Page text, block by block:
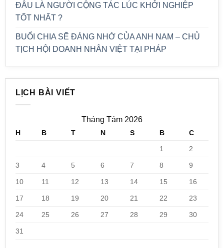
ĐÂU LÀ NGƯỜI CỘNG TÁC LÚC KHỞI NGHIỆP
TỐT NHẤT ?
BUỔI CHIA SẼ ĐÁNG NHỚ CỦA ANH NAM – CHỦ
TỊCH HỘI DOANH NHÂN VIỆT TẠI PHÁP
LỊCH BÀI VIẾT
Tháng Tám 2026
H B T N S B
C
1
2
3 4 5 6 7 8 9
10 11 12 13 14 15 16
17 18 19 20 21 22 23
24 25 26 27 28 29 30
31